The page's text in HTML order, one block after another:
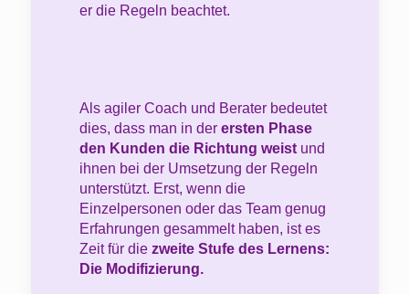
er die Regeln beachtet.
Als agiler Coach und Berater bedeutet
dies, dass man in der ersten Phase
den Kunden die Richtung weistund
ihnen bei der Umsetzung der Regeln
unterstützt. Erst, wenn die
Einzelpersonen oder das Team genug
Erfahrungen gesammelt haben, ist es
Zeit für die zweite Stufe des Lernens:
Die Modifizierung.